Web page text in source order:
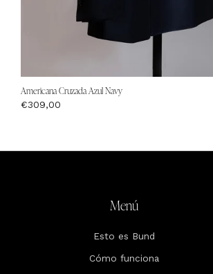
Americana Cruzada Azul Navy
€309,00
Menú
Esto es Bund
Cómo funciona